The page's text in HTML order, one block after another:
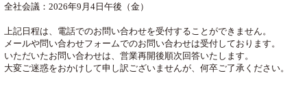
全社会議：2026年9月4日午後（金）
上記日程は、電話でのお問い合わせを受付することができません。
メールや問い合わせフォームでのお問い合わせは受付しております。
いただいたお問い合わせは、営業再開後順次回答いたします。
大変ご迷惑をおかけして申し訳ございませんが、何卒ご了承ください。